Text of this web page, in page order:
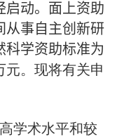
启动。面上资助
从事自主创新研
科学资助标准为
元。现将有关申
学术水平和较